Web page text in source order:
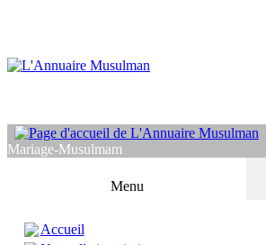
Mariage-Musulmam
Menu
Accueil